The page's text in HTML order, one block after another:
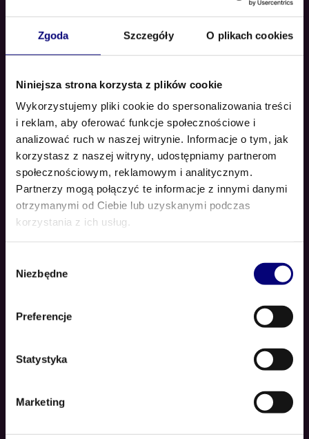
Zgoda Szczegóły O plikach cookies
Niniejsza strona korzysta z plików cookie
Wykorzystujemy pliki cookie do spersonalizowania treści
i reklam, aby oferować funkcje społecznościowe i
analizować ruch w naszej witrynie. Informacje o tym, jak
korzystasz z naszej witryny, udostępniamy partnerom
społecznościowym, reklamowym i analitycznym.
Partnerzy mogą połączyć te informacje z innymi danymi
otrzymanymi od Ciebie lub uzyskanymi podczas
korzystania z ich usług.
zgody
Niezbędne
Preferencje
Statystyka
Marketing
KATEGORIA: Essentials
ZNACZNIKI: Art,Branding,Fashion
OPIS
INFORMACJE DODATKOWE